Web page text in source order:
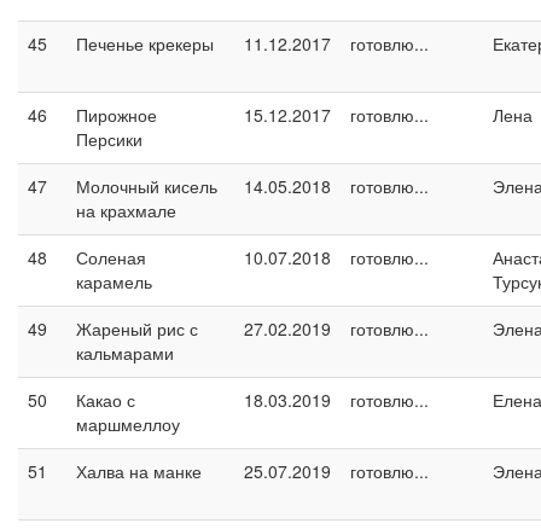
45 Печенье крекеры 11.12.2017 готовлю...
46
Пирожное
Персики
15.12.2017 готовлю... Лена
47
Молочный кисель
на крахмале
14.05.2018 готовлю...
48
Соленая
карамель
10.07.2018 готовлю...
49
Жареный рис с
кальмарами
27.02.2019 готовлю...
50
Какао с
маршмеллоу
18.03.2019 готовлю...
51 Халва на манке 25.07.2019 готовлю...